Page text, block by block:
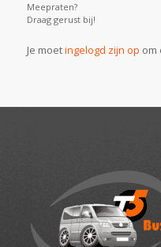
Meepraten?
Draag gerust bij!
Je moetingelogd zijn op om